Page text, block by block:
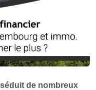
de nombreux